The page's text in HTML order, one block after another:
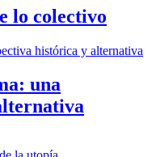
lo colectivo
una